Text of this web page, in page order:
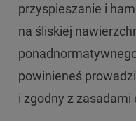
przyspieszanie i
na śliskiej
powinieneś
i zgodny z zasadami